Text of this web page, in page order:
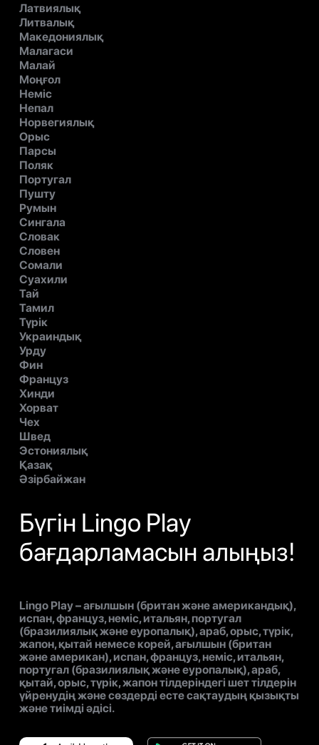
Латвиялық
Литвалық
Македониялық
Малагаси
Малай
Моңғол
Неміс
Непал
Норвегиялық
Орыс
Парсы
Поляк
Португал
Пушту
Румын
Сингала
Словак
Словен
Сомали
Суахили
Тай
Тамил
Түрік
Украиндық
Урду
Фин
Француз
Хинди
Хорват
Чех
Швед
Эстониялық
Қазақ
Әзірбайжан
Бүгін Lingo Play
бағдарламасын алыңыз!
Lingo Play – ағылшын (британ және американдық),
испан, француз, неміс, итальян, португал
(бразилиялық және еуропалық), араб, орыс, түрік,
жапон, қытай немесе корей, ағылшын (британ
және американ), испан, француз, неміс, итальян,
португал (бразилиялық және еуропалық), араб,
қытай, орыс, түрік, жапон тілдеріндегі шет тілдерін
үйренудің және сөздерді есте сақтаудың қызықты
және тиімді әдісі.